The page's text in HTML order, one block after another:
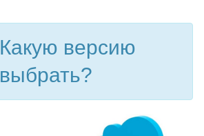
Какую версию
выбрать?